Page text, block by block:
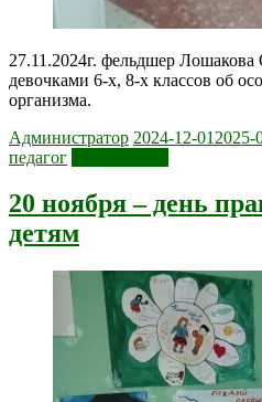
27.11.2024г. фельдшер
девочками 6-х, 8-х классов об
организма.
Администратор 2024-12-01 2025-
педагог
20 ноября – день
детям